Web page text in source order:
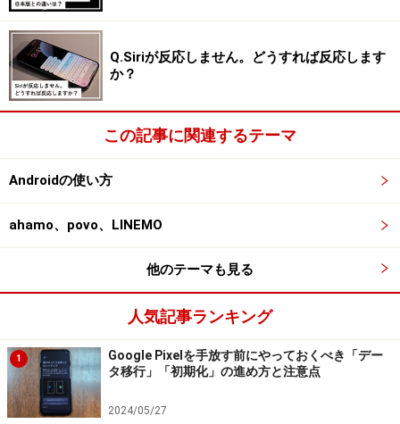
Q.Siriが反応しません。どうすれば反応します
か？
この記事に関連するテーマ
Androidの使い方
ahamo、povo、LINEMO
他のテーマも見る
人気記事ランキング
1
Google Pixelを手放す前にやっておくべき「デー
タ移行」「初期化」の進め方と注意点
2024/05/27